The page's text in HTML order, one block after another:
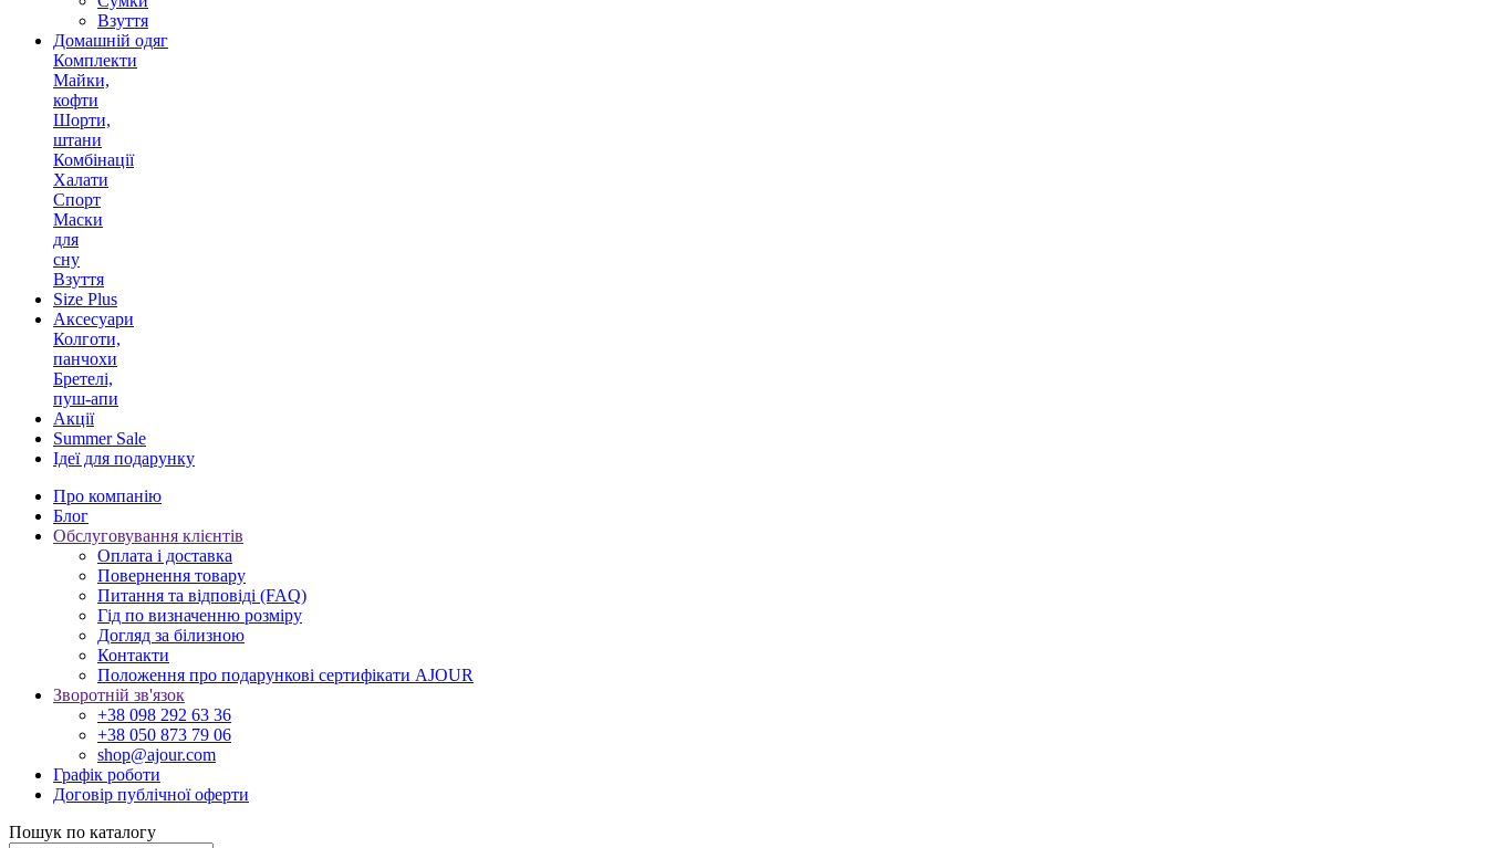
Взуття
Домашній одяг
Комплекти
Майки,
кофти
Шорти,
штани
Комбінації
Халати
Спорт
Маски
для
сну
Взуття
Size Plus
Аксесуари
Колготи,
панчохи
Бретелі,
пуш-апи
Акції
Summer Sale
Ідеї для подарунку
Про компанію
Блог
Обслуговування клієнтів
Оплата і доставка
Повернення товару
Питання та відповіді (FAQ)
Гід по визначенню розміру
Догляд за білизною
Контакти
Положення про подарункові сертифікати AJOUR
Зворотній зв'язок
+38 098 292 63 36
+38 050 873 79 06
shop@ajour.com
Графік роботи
Договір публічної оферти
Пошук по каталогу